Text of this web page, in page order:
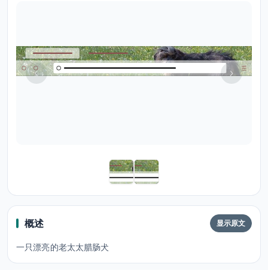
概述 显示原文
一只漂亮的老太太腊肠犬